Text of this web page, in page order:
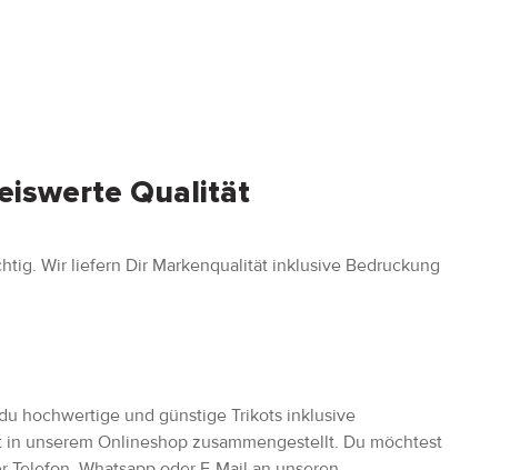
Qualität
Wir liefern Dir Markenqualität inklusive Bedruckung
hochwertige und günstige Trikots inklusive
unserem Onlineshop zusammengestellt. Du möchtest